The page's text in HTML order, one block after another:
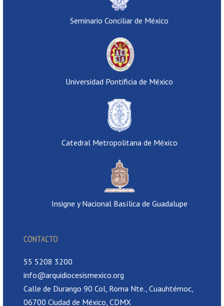
Seminario Conciliar de México
Universidad Pontificia de México
Catedral Metropolitana de México
Insigne y Nacional Basílica de Guadalupe
CONTACTO
55 5208 3200
info@arquidiocesismexico.org
Calle de Durango 90 Col, Roma Nte., Cuauhtémoc,
06700 Ciudad de México, CDMX